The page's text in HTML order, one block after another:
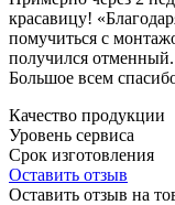
красавицу!
помучиться с
получился отменный.
Большое всем
Качество продукции
Уровень сервиса
Срок изготовления
Оставить отзыв
Оставить отзыв на